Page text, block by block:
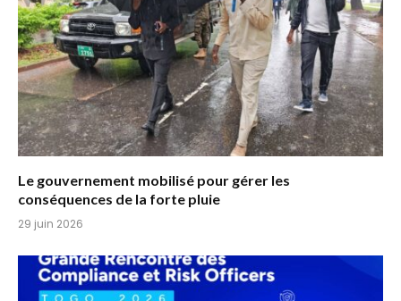
Le gouvernement mobilisé pour gérer les
conséquences de la forte pluie
29 juin 2026